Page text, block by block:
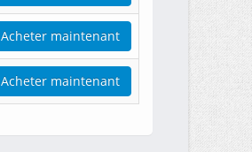
Acheter maintenant
Acheter maintenant